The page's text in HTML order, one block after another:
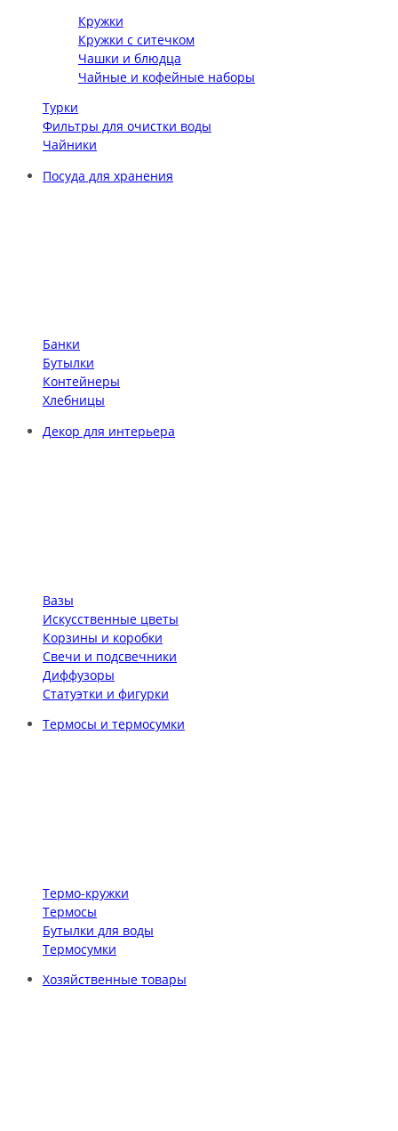
Кружки
Кружки с ситечком
Чашки и блюдца
Чайные и кофейные наборы
Турки
Фильтры для очистки воды
Чайники
Посуда для хранения
Банки
Бутылки
Контейнеры
Хлебницы
Декор для интерьера
Вазы
Искусственные цветы
Корзины и коробки
Свечи и подсвечники
Диффузоры
Статуэтки и фигурки
Термосы и термосумки
Термо-кружки
Термосы
Бутылки для воды
Термосумки
Хозяйственные товары